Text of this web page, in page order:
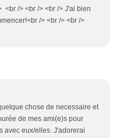
<br /> <br /> <br /> J'ai bien
/> <br /> <br />
chose de necessaire et
de mes ami(e)s pour
avec eux/elles. J'adorerai